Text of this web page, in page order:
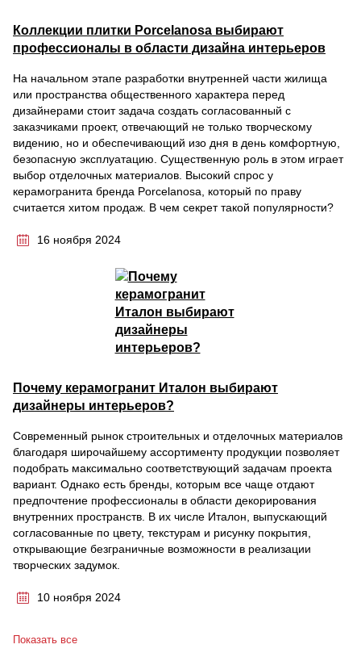
Коллекции плитки Porcelanosa выбирают
профессионалы в области дизайна интерьеров
На начальном этапе разработки внутренней части жилища
или пространства общественного характера перед
дизайнерами стоит задача создать согласованный с
заказчиками проект, отвечающий не только творческому
видению, но и обеспечивающий изо дня в день комфортную,
безопасную эксплуатацию. Существенную роль в этом играет
выбор отделочных материалов. Высокий спрос у
керамогранита бренда Porcelanosa, который по праву
считается хитом продаж. В чем секрет такой популярности?
16 ноября 2024
Почему керамогранит Италон выбирают
дизайнеры интерьеров?
Современный рынок строительных и отделочных материалов
благодаря широчайшему ассортименту продукции позволяет
подобрать максимально соответствующий задачам проекта
вариант. Однако есть бренды, которым все чаще отдают
предпочтение профессионалы в области декорирования
внутренних пространств. В их числе Италон, выпускающий
согласованные по цвету, текстурам и рисунку покрытия,
открывающие безграничные возможности в реализации
творческих задумок.
10 ноября 2024
Показать все